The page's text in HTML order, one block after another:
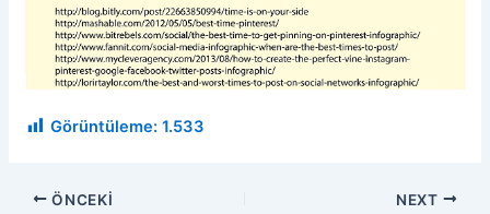
Görüntüleme: 1.533
ÖNCEKI NEXT